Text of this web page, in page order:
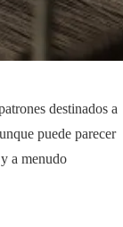
destinados a
puede parecer
a menudo